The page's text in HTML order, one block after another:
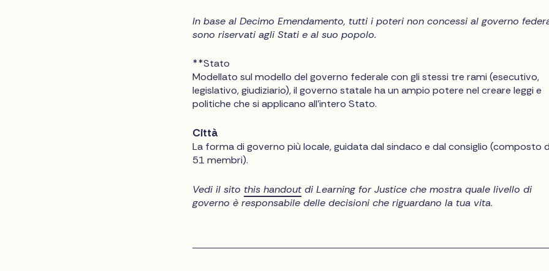
In base al Decimo Emendamento, tutti i poteri non concessi al governo
sono riservati agli Stati e al suo popolo.
**Stato
Modellato sul modello del governo federale con gli stessi tre rami (esecutivo,
legislativo, giudiziario), il governo statale ha un ampio potere nel creare leggi e
politiche che si applicano all'intero Stato.
Città
La forma di governo più locale, guidata dal sindaco e dal consiglio (composto
51 membri).
Vedi il sito this handoutdi Learning for Justice che mostra quale livello di
governo è responsabile delle decisioni che riguardano la tua vita.